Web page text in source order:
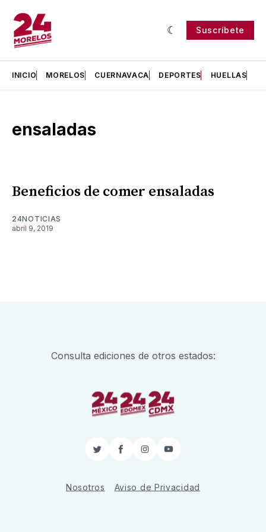
Suscríbete
INICIO MORELOS CUERNAVACA DEPORTES HUELLAS
ensaladas
Beneficios de comer ensaladas
24NOTICIAS
abril 9, 2019
Consulta ediciones de otros estados:
TwitterFacebook
InstagramYouTube
Nosotros Aviso de Privacidad